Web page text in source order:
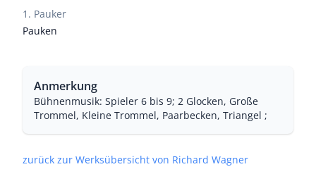
1. Pauker
Pauken
Anmerkung
Bühnenmusik: Spieler 6 bis 9; 2 Glocken, Große
Trommel, Kleine Trommel, Paarbecken, Triangel ;
zurück zur Werksübersicht von Richard Wagner